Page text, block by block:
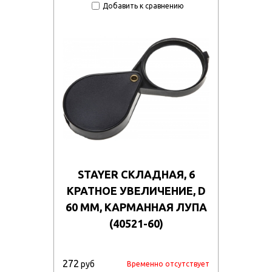
Добавить к сравнению
STAYER СКЛАДНАЯ, 6
КРАТНОЕ УВЕЛИЧЕНИЕ, D
60 ММ, КАРМАННАЯ ЛУПА
(40521-60)
272 руб Временно отсутствует